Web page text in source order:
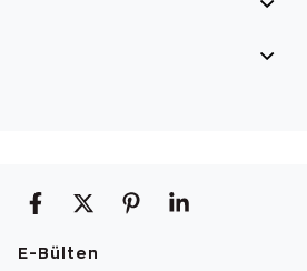
E-Bülten